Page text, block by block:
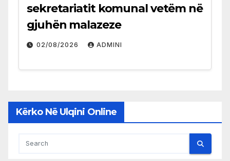
sekretariatit komunal vetëm në
gjuhën malazeze
02/08/2026 ADMINI
Kërko Në Ulqini Online